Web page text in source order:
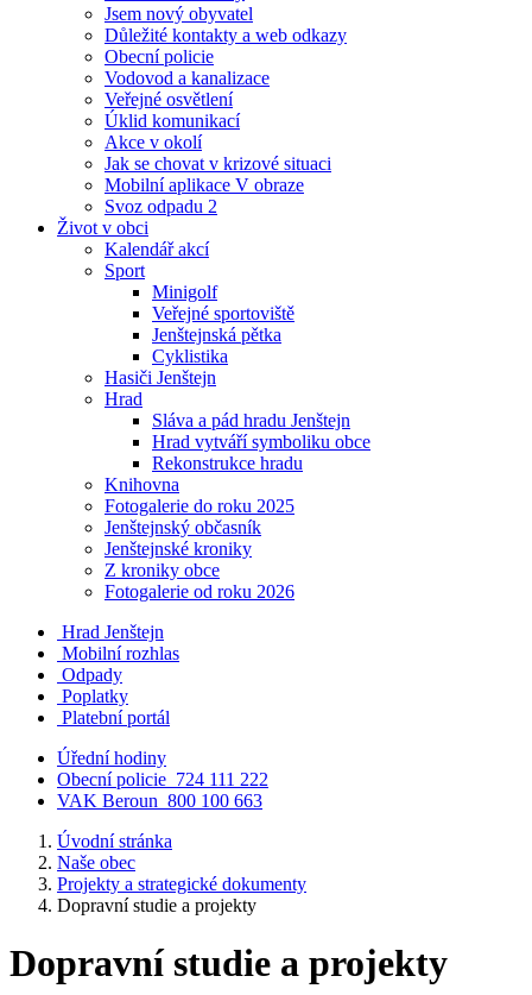
Jsem nový obyvatel
Důležité kontakty a web odkazy
Obecní policie
Vodovod a kanalizace
Veřejné osvětlení
Úklid komunikací
Akce v okolí
Jak se chovat v krizové situaci
Mobilní aplikace V obraze
Svoz odpadu 2
Život v obci
Kalendář akcí
Sport
Minigolf
Veřejné sportoviště
Jenštejnská pětka
Cyklistika
Hasiči Jenštejn
Hrad
Sláva a pád hradu Jenštejn
Hrad vytváří symboliku obce
Rekonstrukce hradu
Knihovna
Fotogalerie do roku 2025
Jenštejnský občasník
Jenštejnské kroniky
Z kroniky obce
Fotogalerie od roku 2026
Hrad Jenštejn
Mobilní rozhlas
Odpady
Poplatky
Platební portál
Úřední hodiny
Obecní policie 724 111 222
VAK Beroun 800 100 663
Úvodní stránka
Naše obec
Projekty a strategické dokumenty
Dopravní studie a projekty
Dopravní studie a projekty